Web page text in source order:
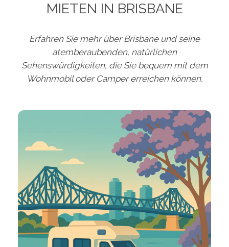
MIETEN IN BRISBANE
Erfahren Sie mehr über Brisbane und seine
atemberaubenden, natürlichen
Sehenswürdigkeiten, die Sie bequem mit dem
Wohnmobil oder Camper erreichen können.